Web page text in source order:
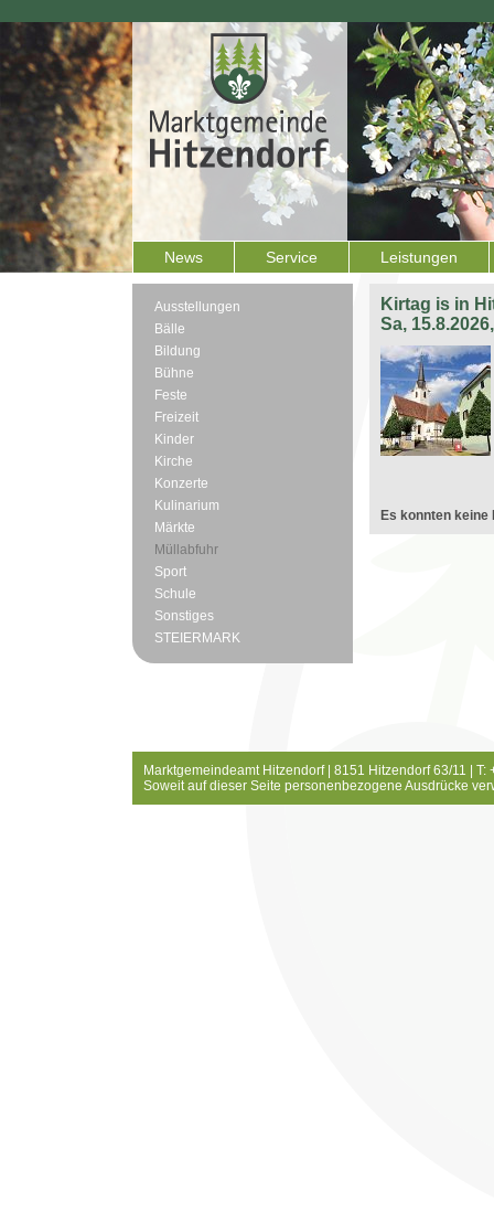
News Service Leistungen
Ausstellungen
Bälle
Bildung
Bühne
Feste
Freizeit
Kinder
Kirche
Konzerte
Kulinarium
Märkte
Müllabfuhr
Sport
Schule
Sonstiges
STEIERMARK
Kirtag is in
Sa,
Es konnten keine
Marktgemeindeamt Hitzendorf | 8151 Hitzendorf 63/11 |
Soweit auf dieser Seite personenbezogene Ausdrücke